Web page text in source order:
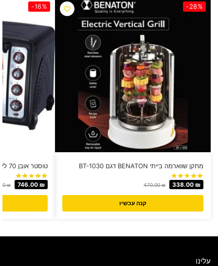
-28%
מתקן שווארמה בייתי BENATON דגם BT-1030
470.00₪ 338.00 ₪
קנה עכשיו
-16%
טוסטר אובן 70 ליטר Luxor דגם TO70
₪ 746.00 ₪
עלינו